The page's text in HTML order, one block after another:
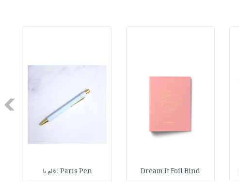
Dream It Foil Bind Paris Pen : قلم با